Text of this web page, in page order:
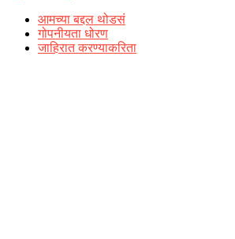
आमच्या बद्दल थोडसं
गोपनीयता धोरण
जाहिरात करण्याकरिता